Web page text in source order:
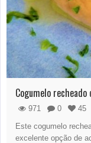
Cogumelo
971 0
45
Este cogumelo
excelente opção de